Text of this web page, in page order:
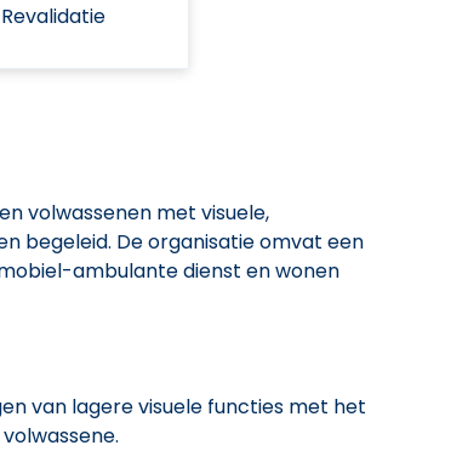
volwassenen met visuele,
begeleid. De organisatie omvat een
ambulante dienst en wonen
van lagere visuele functies met het